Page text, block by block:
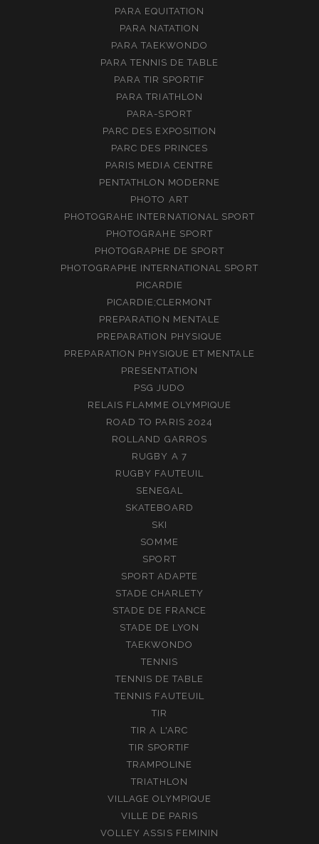
PARA EQUITATION
PARA NATATION
PARA TAEKWONDO
PARA TENNIS DE TABLE
PARA TIR SPORTIF
PARA TRIATHLON
PARA-SPORT
PARC DES EXPOSITION
PARC DES PRINCES
PARIS MEDIA CENTRE
PENTATHLON MODERNE
PHOTO ART
PHOTOGRAHE INTERNATIONAL SPORT
PHOTOGRAHE SPORT
PHOTOGRAPHE DE SPORT
PHOTOGRAPHE INTERNATIONAL SPORT
PICARDIE
PICARDIE;CLERMONT
PREPARATION MENTALE
PREPARATION PHYSIQUE
PREPARATION PHYSIQUE ET MENTALE
PRESENTATION
PSG JUDO
RELAIS FLAMME OLYMPIQUE
ROAD TO PARIS 2024
ROLLAND GARROS
RUGBY A 7
RUGBY FAUTEUIL
SENEGAL
SKATEBOARD
SKI
SOMME
SPORT
SPORT ADAPTE
STADE CHARLETY
STADE DE FRANCE
STADE DE LYON
TAEKWONDO
TENNIS
TENNIS DE TABLE
TENNIS FAUTEUIL
TIR
TIR A L'ARC
TIR SPORTIF
TRAMPOLINE
TRIATHLON
VILLAGE OLYMPIQUE
VILLE DE PARIS
VOLLEY ASSIS FEMININ